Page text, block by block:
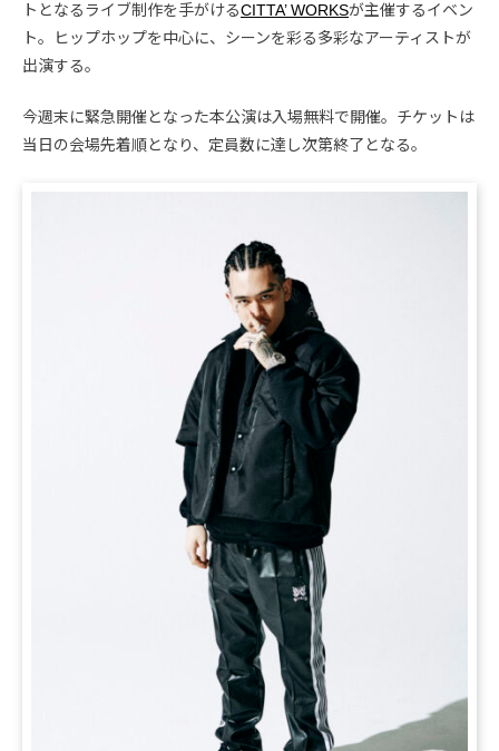
トとなるライブ制作を手がけるCITTA’ WORKSが主催するイベン
ト。ヒップホップを中心に、シーンを彩る多彩なアーティストが
出演する。
今週末に緊急開催となった本公演は入場無料で開催。チケットは
当日の会場先着順となり、定員数に達し次第終了となる。